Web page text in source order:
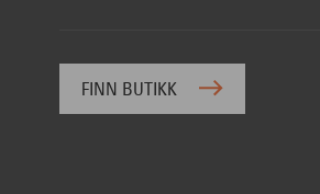
FINN BUTIKK